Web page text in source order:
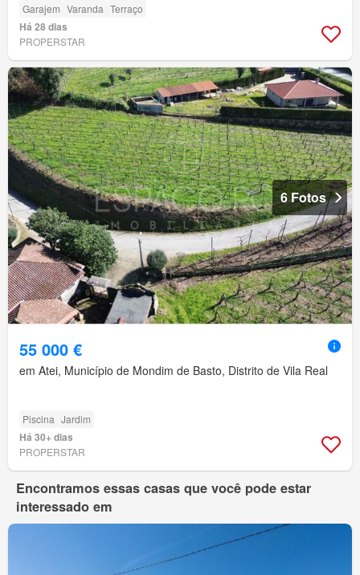
Garajem Varanda Terraço
Há 28 dias
PROPERSTAR
6 Fotos
55 000 €
em Atei, Município de Mondim de Basto, Distrito de Vila Real
Piscina Jardim
Há 30+ dias
PROPERSTAR
Encontramos essas casas que você pode estar
interessado em